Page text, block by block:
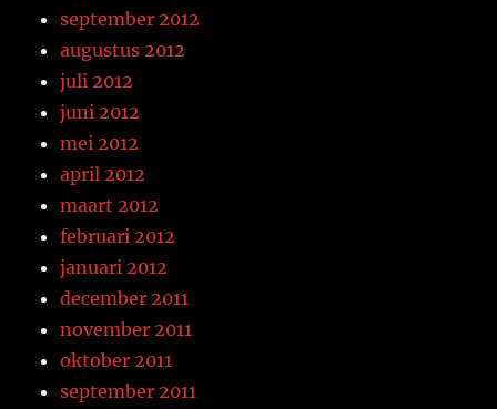
september 2012
augustus 2012
juli 2012
juni 2012
mei 2012
april 2012
maart 2012
februari 2012
januari 2012
december 2011
november 2011
oktober 2011
september 2011